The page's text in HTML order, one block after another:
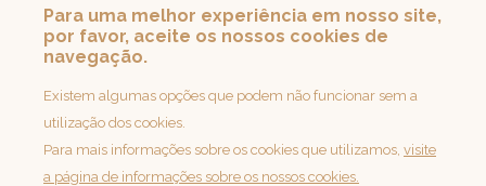
SEGURANÇA
Para uma melhor experiência em nosso site,
por favor, aceite os nossos cookies de
navegação.
Existem algumas opções que podem não funcionar sem a
utilização dos cookies.
Para mais informações sobre os cookies que utilizamos, visite
a página de informações sobre os nossos cookies.